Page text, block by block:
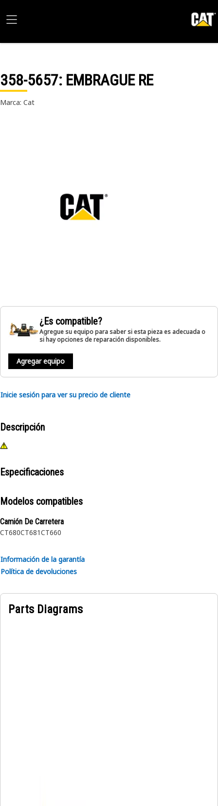
358-5657: EMBRAGUE RE
Marca: Cat
¿Es compatible?
Agregue su equipo para saber si esta pieza es adecuada o
si hay opciones de reparación disponibles.
Agregar equipo
Inicie sesión para ver su precio de cliente
Descripción
Especificaciones
Modelos compatibles
Camión De Carretera
CT680CT681CT660
Información de la garantía
Política de devoluciones
Parts Diagrams